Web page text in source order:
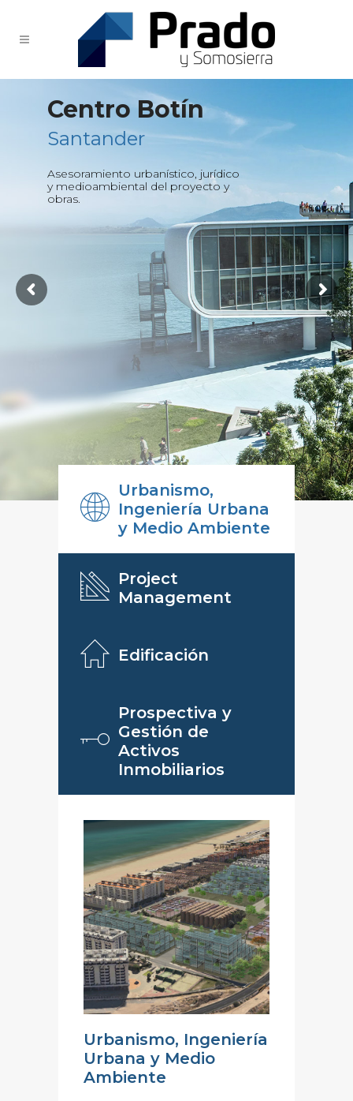
Centro Botín
Santander
Asesoramiento urbanístico, jurídico
y medioambiental del proyecto y
obras.
Urbanismo,
Ingeniería Urbana
y Medio Ambiente
Project
Management
Edificación
Prospectiva y
Gestión de
Activos
Inmobiliarios
Urbanismo, Ingeniería
Urbana y Medio
Ambiente